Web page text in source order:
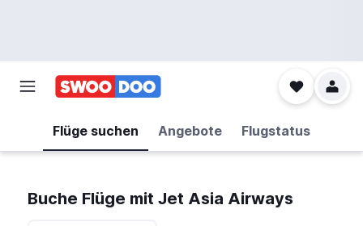
Flüge suchen Angebote Flugstatus
Buche Flüge mit Jet Asia Airways